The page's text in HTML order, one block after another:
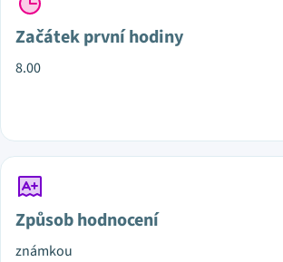
Začátek první hodiny
8.00
Způsob hodnocení
známkou